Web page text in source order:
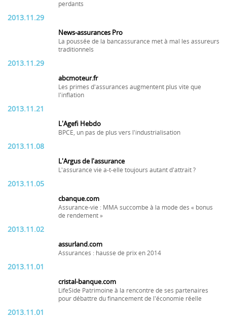
perdants
2013.11.29
News-assurances Pro
La poussée de la bancassurance met à mal les assureurs
traditionnels
2013.11.29
abcmoteur.fr
Les primes d'assurances augmentent plus vite que
l'inflation
2013.11.21
L'Agefi Hebdo
BPCE, un pas de plus vers l'industrialisation
2013.11.08
L'Argus de l'assurance
L'assurance vie a-t-elle toujours autant d'attrait ?
2013.11.05
cbanque.com
Assurance-vie : MMA succombe à la mode des « bonus
de rendement »
2013.11.02
assurland.com
Assurances : hausse de prix en 2014
2013.11.01
cristal-banque.com
LifeSide Patrimoine à la rencontre de ses partenaires
pour débattre du financement de l'économie réelle
2013.11.01